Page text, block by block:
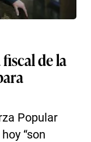
de la
Popular
“son